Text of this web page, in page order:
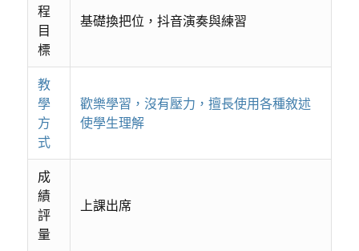
程
目
標
基礎換把位，抖音演奏與練習
教
學
方
式
歡樂學習，沒有壓力，擅長使用各種敘述
使學生理解
成
績
評
量
上課出席